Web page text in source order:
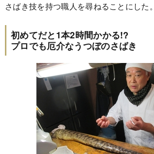
さばき技を持つ職人を尋ねることにした。
初めてだと1本2時間かかる!?
プロでも厄介なうつぼのさばき